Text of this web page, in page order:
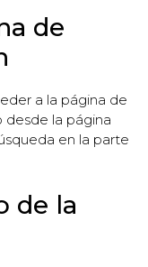
de
a la página de
desde la página
en la parte
de la